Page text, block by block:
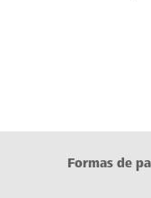
Formas de